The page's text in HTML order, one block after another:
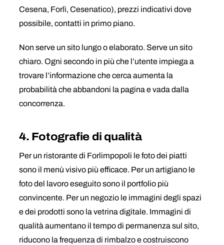
Cesena, Forlì, Cesenatico), prezzi indicativi dove
possibile, contatti in primo piano.
Non serve un sito lungo o elaborato. Serve un sito
chiaro. Ogni secondo in più che l’utente impiega a
trovare l’informazione che cerca aumenta la
probabilità che abbandoni la pagina e vada dalla
concorrenza.
4. Fotografie di qualità
Per un ristorante di Forlimpopoli le foto dei piatti
sono il menù visivo più efficace. Per un artigiano le
foto del lavoro eseguito sono il portfolio più
convincente. Per un negozio le immagini degli spazi
e dei prodotti sono la vetrina digitale. Immagini di
qualità aumentano il tempo di permanenza sul sito,
riducono la frequenza di rimbalzo e costruiscono